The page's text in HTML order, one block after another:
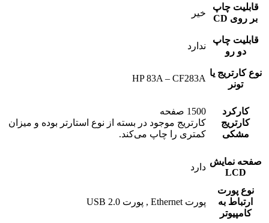
قابلیت چاپ
بر روی CD
خیر
قابلیت چاپ
دو رو
ندارد
نوع کارتریج یا
تونر
HP 83A – CF283A
کارکرد
کارتریج
مشکی
1500 صفحه
کارتریج موجود در بسته از نوع استارتر بوده و میزان
کمتری را چاپ می‌کند.
صفحه نمایش
LCD
دارد
نوع پورت
ارتباط به
کامپیوتر
پورت Ethernet , پورت USB 2.0